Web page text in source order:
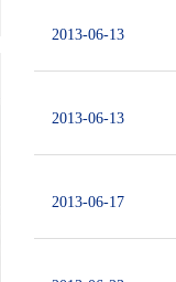
2013-06-13
2013-06-13
2013-06-17